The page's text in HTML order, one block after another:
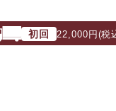
初回 22,000円(税